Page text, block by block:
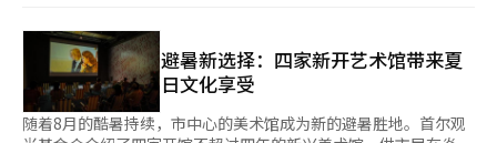
业基础的创新城市，意味着当时市民所展现的团结与挑战精神应延
续至今天的成南城市竞争力和未来发展。 成南市在2024年12月16
日通过修订条例，将原“光州大团体事件”更名为“8·10成南
（光州大团体）抗争”，以更明确历史意义。 申相镇市长表
示：“成南市基于光州大团体开始的市民团结与挑战精神，已成长
为高科技和创新的中心城市。” 他还强调：“未来将在这一历史
列。 无线传输性能也得到了增强。该产品获得了德国认证机构
TÜV莱茵的‘真正无线低延迟视觉’认证，能够无线传输最高4K
分辨率和165Hz的音视频。 连接周边设备的‘零连接盒’的体积
比现有无线电视减少了35%。这降低了安装空间的限制，重点实现
了以屏幕为中心的室内设计。 在画质方面，采用了第三代Alpha
11 4K AI处理器。公司表示，该处理器的NPU性能比前一代提高了
避暑新选择：四家新开艺术馆带来夏
日文化享受
随着8月的酷暑持续，市中心的美术馆成为新的避暑胜地。首尔观